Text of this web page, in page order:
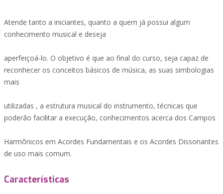
Atende tanto a iniciantes, quanto a quem já possui algum
conhecimento musical e deseja
aperfeiçoá-lo. O objetivo é que ao final do curso, seja capaz de
reconhecer os conceitos básicos de música, as suas simbologias
mais
utilizadas , a estrutura musical do instrumento, técnicas que
poderão facilitar a execução, conhecimentos acerca dos Campos
Harmônicos em Acordes Fundamentais e os Acordes Dissonantes
de uso mais comum.
Características